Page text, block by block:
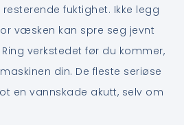
fuktighet. Ikke legg
væsken kan spre seg jevnt
verkstedet før du kommer,
din. De fleste seriøse
en vannskade akutt, selv om